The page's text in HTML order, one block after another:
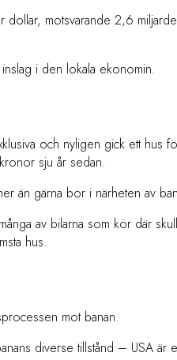
dollar, motsvarande 2,6
i den lokala ekonomin.
och nyligen gick ett hus
sju år sedan.
än gärna bor i närheten av
av bilarna som kör där
hus.
mot banan.
diverse tillstånd – USA är